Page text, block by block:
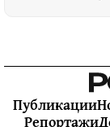
Публикации
Репортажи